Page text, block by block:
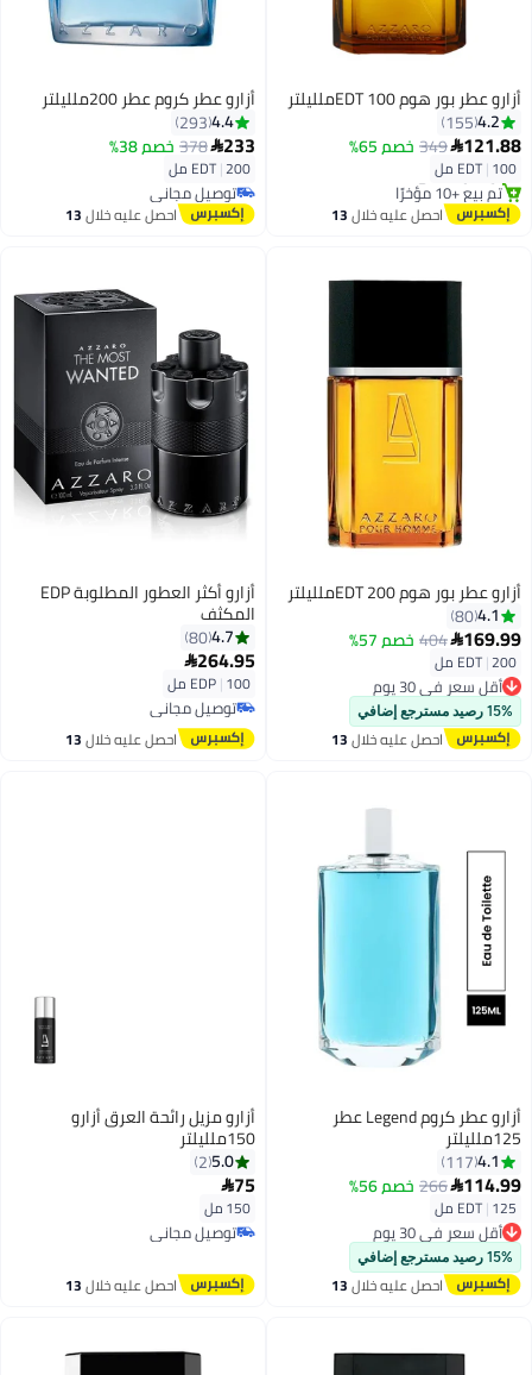
أزارو عطر بور هوم EDT 100ملليلتر
4.2
155
121.88
349 خصم 65%
EDT|100 مل
أقل سعر في 7 يوم
توصيل مجاني
تم بيع +10 مؤخرًا
أقل سعر في 7 يوم
احصل عليه خلال13
أزارو عطر كروم عطر 200ملليلتر
4.4
293
233
378 خصم 38%
EDT|200 ملتوصيل مجاني
تم بيع +10 مؤخرًا
توصيل مجانياحصل عليه خلال13
أزارو عطر بور هوم EDT 200ملليلتر
4.1
80
169.99
404 خصم 57%
EDT|200 ملأقل سعر في 30 يوم
توصيل مجاني
أقل سعر في 30 يوم
15% رصيد مسترجع إضافي
احصل عليه خلال13
أزارو أكثر العطور المطلوبة EDP
المكثف
4.7
80
264.95
EDP|100 مل
توصيل مجاني
توصيل مجانياحصل عليه خلال13
أزارو عطر كروم Legend عطر
125ملليلتر
4.1
117
114.99
266 خصم 56%
EDT|125 ملأقل سعر في 30 يوم
توصيل مجاني
أقل سعر في 30 يوم
15% رصيد مسترجع إضافي
احصل عليه خلال13
أزارو مزيل رائحة العرق أزارو
150ملليلتر
5.0
2
75
150 مل
توصيل مجاني
توصيل مجاني
احصل عليه خلال13